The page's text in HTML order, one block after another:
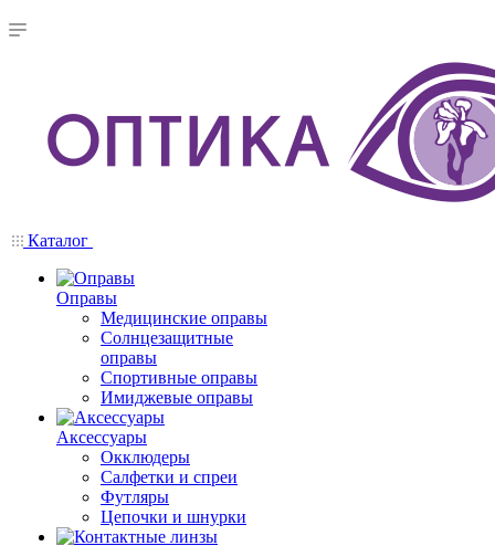
Каталог
Оправы
Медицинские оправы
Солнцезащитные
оправы
Спортивные оправы
Имиджевые оправы
Аксессуары
Окклюдеры
Салфетки и спреи
Футляры
Цепочки и шнурки